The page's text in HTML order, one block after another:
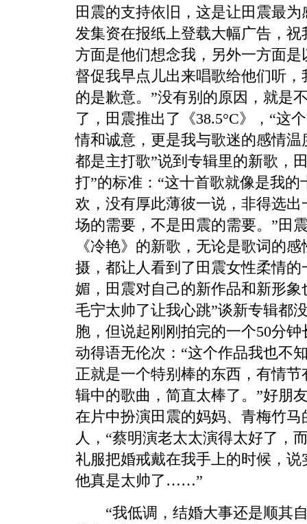
田震的支持依旧，这是让田震最
发集资在报纸上登载大幅广告，
方面是他们想念我，另外一方面
督促我早点儿出来唱歌给他们听
的是歉意。”没有别的原因，就是
了，田震推出了《38.5°C》，“这
情和诚意，更是我与歌迷的感情
都是主打歌”说到专辑里的新歌，
打”的标准：“这十首歌就像是我
欢，没有厚此薄彼一说，非得选
场的需要，不是田震的需要。”田
《冷艳》的新歌，无论是歌词的
摄，都让人看到了田震女性柔情
媚，田震对自己的新作品和新形
毛宁太帅了让我心跳”谈新专辑都
胞，但说起刚刚拍完的一个50分
动得语无伦次：“这个作品我也不
正就是一个特别棒的东西，有情
辑中的歌曲，简直太棒了。”好朋
在片中扮演田震的妈妈、青梅竹
人，“蔡明演老太太演得太好了，
礼服把婚戒戴在我手上的时候，
他真是太帅了……”
“我低调，结婚大事还是顺其自